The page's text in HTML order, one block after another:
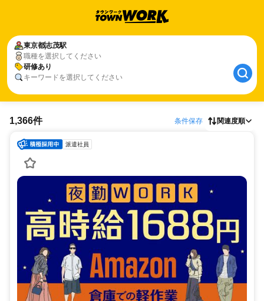
東京都志茂駅
職種を選択してください
研修あり
キーワードを選択してください
1,366件 条件保存 関連度順
派遣社員